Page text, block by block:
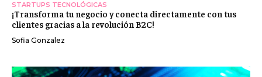
STARTUPS TECNOLÓGICAS
¡Transforma tu negocio y conecta directamente con tus
clientes gracias a la revolución B2C!
Sofia Gonzalez